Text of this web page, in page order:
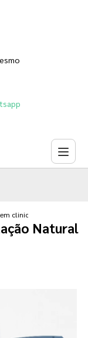
natural
clinica de fertilizacao
Natural